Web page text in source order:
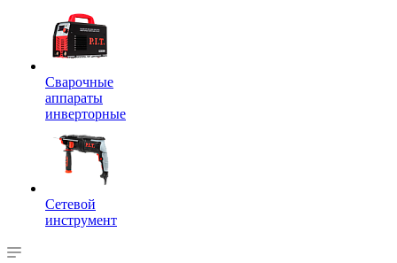
Сварочные
аппараты
инверторные
Сетевой
инструмент